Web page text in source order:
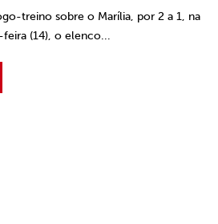
treino sobre o Marília, por 2 a 1, na
(14), o elenco...